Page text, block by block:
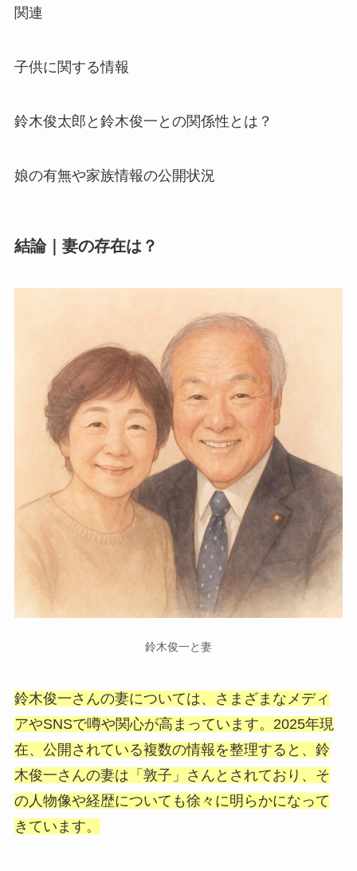
関連
子供に関する情報
鈴木俊太郎と鈴木俊一との関係性とは？
娘の有無や家族情報の公開状況
結論｜妻の存在は？
鈴木俊一と妻
鈴木俊一さんの妻については、さまざまなメディ
アやSNSで噂や関心が高まっています。2025年現
在、公開されている複数の情報を整理すると、鈴
木俊一さんの妻は「敦子」さんとされており、そ
の人物像や経歴についても徐々に明らかになって
きています。